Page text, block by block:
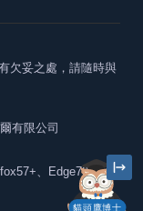
貓頭鷹博士
欠妥之處，請隨時與
有限公司
、Edge79+及